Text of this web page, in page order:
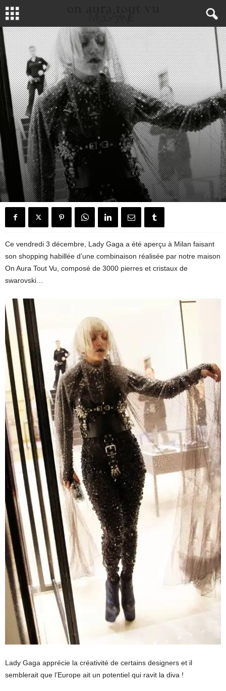
CÉLÉBRITÉS
Ce vendredi 3 décembre, Lady Gaga a été aperçu à Milan faisant
son shopping habillée d’une combinaison réalisée par notre maison
On Aura Tout Vu, composé de 3000 pierres et cristaux de
swarovski…
Lady Gaga apprécie la créativité de certains designers et il
semblerait que l’Europe ait un potentiel qui ravit la diva !